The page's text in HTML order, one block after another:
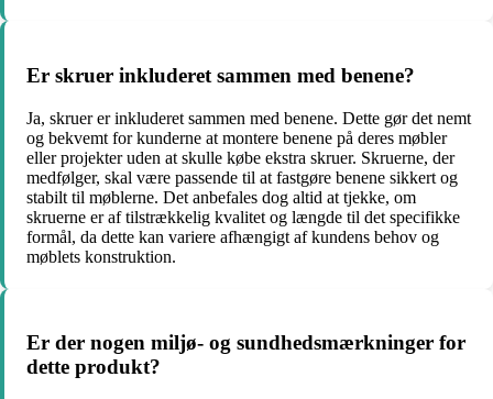
Er skruer inkluderet sammen med benene?
Ja, skruer er inkluderet sammen med benene. Dette gør det nemt
og bekvemt for kunderne at montere benene på deres møbler
eller projekter uden at skulle købe ekstra skruer. Skruerne, der
medfølger, skal være passende til at fastgøre benene sikkert og
stabilt til møblerne. Det anbefales dog altid at tjekke, om
skruerne er af tilstrækkelig kvalitet og længde til det specifikke
formål, da dette kan variere afhængigt af kundens behov og
møblets konstruktion.
Er der nogen miljø- og sundhedsmærkninger for
dette produkt?